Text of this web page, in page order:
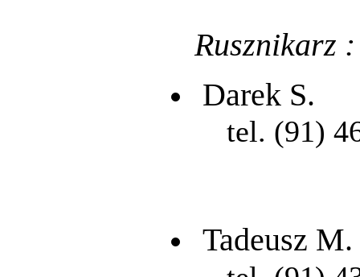
Rusznikarz :
Darek S.
tel. (91)
Tadeusz M.